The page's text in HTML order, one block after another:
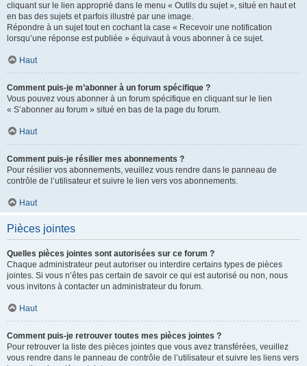
cliquant sur le lien approprié dans le menu « Outils du sujet », situé en haut et
en bas des sujets et parfois illustré par une image.
Répondre à un sujet tout en cochant la case « Recevoir une notification
lorsqu’une réponse est publiée » équivaut à vous abonner à ce sujet.
Haut
Comment puis-je m’abonner à un forum spécifique ?
Vous pouvez vous abonner à un forum spécifique en cliquant sur le lien
« S’abonner au forum » situé en bas de la page du forum.
Haut
Comment puis-je résilier mes abonnements ?
Pour résilier vos abonnements, veuillez vous rendre dans le panneau de
contrôle de l’utilisateur et suivre le lien vers vos abonnements.
Haut
Pièces jointes
Quelles pièces jointes sont autorisées sur ce forum ?
Chaque administrateur peut autoriser ou interdire certains types de pièces
jointes. Si vous n’êtes pas certain de savoir ce qui est autorisé ou non, nous
vous invitons à contacter un administrateur du forum.
Haut
Comment puis-je retrouver toutes mes pièces jointes ?
Pour retrouver la liste des pièces jointes que vous avez transférées, veuillez
vous rendre dans le panneau de contrôle de l’utilisateur et suivre les liens vers